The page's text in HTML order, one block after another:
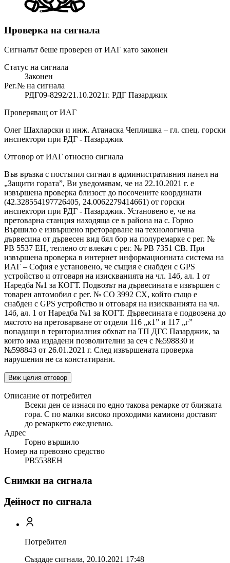
Проверка на сигнала
Сигналът беше проверен от ИАГ като законен
Статус на сигнала
Законен
Рег.№ на сигнала
РДГ09-8292/21.10.2021г. РДГ Пазарджик
Проверяващ от ИАГ
Олег Шахларски и инж. Атанаска Чеплишка – гл. спец. горски
инспектори при РДГ - Пазарджик
Отговор от ИАГ относно сигнала
Във връзка с постъпил сигнал в административния панел на
„Защити гората”, Ви уведомявам, че на 22.10.2021 г. е
извършена проверка близост до посочените координати
(42.328554197726405, 24.0062279414661) от горски
инспектори при РДГ - Пазарджик. Установено е, че на
претоварна станция находяща се в района на с. Горно
Вършило е извършено преторарване на технологична
дървесина от дървесен вид бял бор на полуремарке с рег. №
РВ 5537 ЕН, теглено от влекач с рег. № РВ 7351 СВ. При
извършена проверка в интернет информационната система на
ИАГ – София е установено, че същия е снабден с GPS
устройство и отговаря на изискванията на чл. 14б, ал. 1 от
Наредба №1 за КОГТ. Подвозът на дървесината е извършен с
товарен автомобил с рег. № СО 3992 СХ, който също е
снабден с GPS устройство и отговаря на изискванията на чл.
14б, ал. 1 от Наредба №1 за КОГТ. Дървесината е подвозена до
мястото на претоварване от отдели 116 „к1” и 117 „г”
попадащи в териториалния обхват на ТП ДГС Пазарджик, за
които има издадени позволителни за сеч с №598830 и
№598843 от 26.01.2021 г. След извършената проверка
нарушения не са констатирани.
Виж целия отговор
Описание от потребител
Всеки ден се изнася по едно такова ремарке от близката
гора. С по малки високо проходими камиони доставят
до ремаркето ежедневно.
Адрес
Горно вършило
Номер на превозно средство
РВ5538ЕН
Снимки на сигнала
Дейност по сигнала
Потребител
Създаде сигнала, 20.10.2021 17:48